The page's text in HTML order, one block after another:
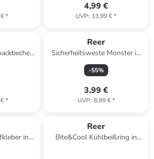
*
4,99 €
UVP: 13,99 €*
Monate
*
Reer
Sicherheitsweste Monster in
Blau ab 15 Monate
-55%
3,99 €
UVP: 8,99 €*
in
Jahre
Reer
Bite&Cool Kühlbeißring in